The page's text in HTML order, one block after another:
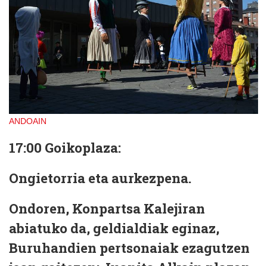
ANDOAIN
17:00 Goikoplaza:
Ongietorria eta aurkezpena.
Ondoren, Konpartsa Kalejiran
abiatuko da, geldialdiak eginaz,
Buruhandien pertsonaiak ezagutzen